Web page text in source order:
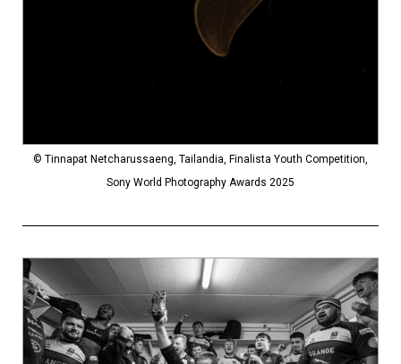
© Tinnapat Netcharussaeng, Tailandia, Finalista Youth Competition,
Sony World Photography Awards 2025